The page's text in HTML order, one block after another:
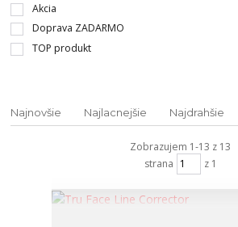
Akcia
Doprava ZADARMO
TOP produkt
Najnovšie Najlacnejšie Najdrahšie
Zobrazujem 1-13 z 13
strana
z 1